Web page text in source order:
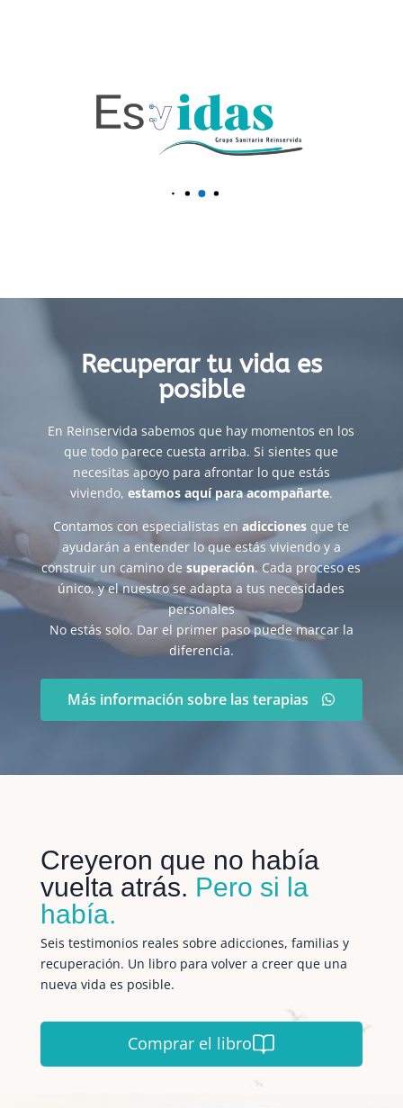
Recuperar tu vida es
posible
En Reinservida sabemos que hay momentos en los
que todo parece cuesta arriba. Si sientes que
necesitas apoyo para afrontar lo que estás
viviendo, estamos aquí para acompañarte.
Contamos con especialistas enadicciones que te
ayudarán a entender lo que estás viviendo y a
construir un camino desuperación. Cada proceso es
único, y el nuestro se adapta a tus necesidades
personales
No estás solo. Dar el primer paso puede marcar la
diferencia.
Más información sobre las terapias
Creyeron que no había
vuelta atrás. Pero si la
había.
Seis testimonios reales sobre adicciones, familias y
recuperación. Un libro para volver a creer que una
nueva vida es posible.
Comprar el libro